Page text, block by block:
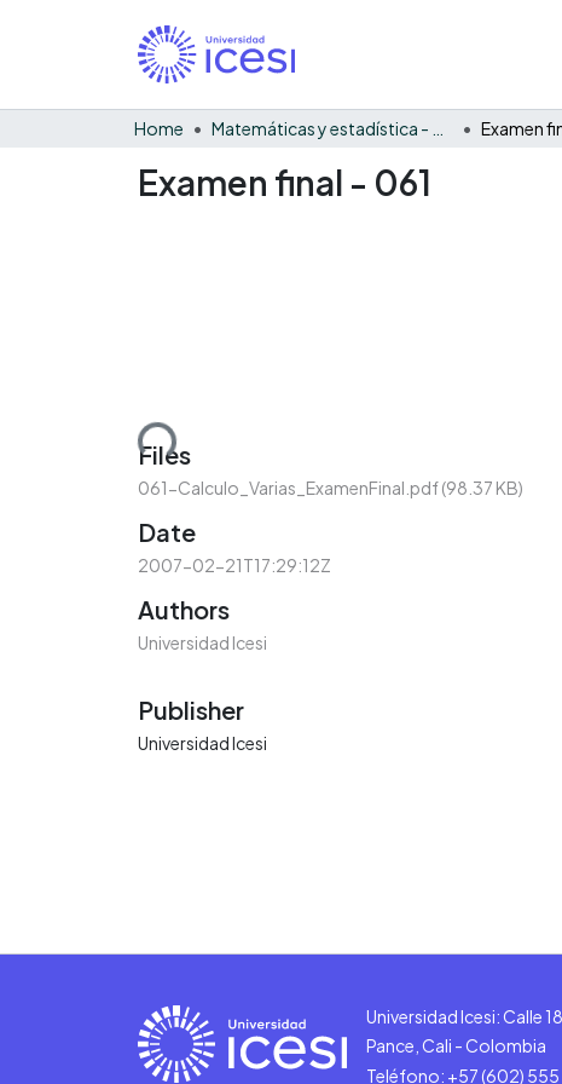
Home Examen
Examen final - 061
Loading...
Files
061-Calculo_Varias_ExamenFinal.pdf(98.37 KB)
Date
2007-02-21T17:29:12Z
Authors
Universidad Icesi
Publisher
Universidad Icesi
Universidad Icesi: Calle
Pance, Cali - Colombia
Teléfono: +57 (602)